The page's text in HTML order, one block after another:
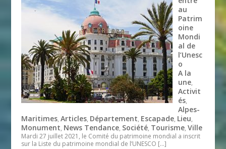
au
Patrim
oine
Mondi
al de
l’Unesc
o
A la
une,
Activit
és,
Alpes-
Maritimes,Articles, Département, Escapade, Lieu,
Monument, News Tendance, Société, Tourisme,Ville
Mardi 27 juillet 2021, le Comité du patrimoine mondial a inscrit
sur la Liste du patrimoine mondial de l’UNESCO […]